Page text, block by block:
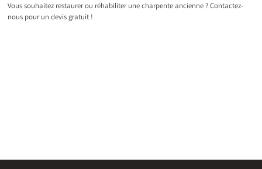
Vous souhaitez restaurer ou réhabiliter une charpente ancienne ? Contactez-
nous pour un devis gratuit !